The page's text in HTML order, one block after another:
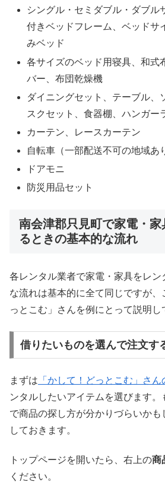
シングル・セミダブル・ダブル
付きベッドフレーム、ベッドサ
みベッド
各サイズのベッド用寝具、和式
バー、布団乾燥機
ダイニングセット、テーブル、
スクセット、食器棚、ハンガー
カーテン、レースカーテン
自転車（一部配送不可の地域あ
ドアモニ
防災用品セット
南会津郡只見町で家電・
るときの基本的な流れ
各レンタル業者で家電・家具をレ
な流れは基本的に全て同じですが
っとこむ」さんを例にとって説明し
借りたいものを選んで注文す
まずは 「かして！どっとこむ」さん
ンタルしたいアイテムを選びます
で商品の探し方が分かりづらいかも
しておきます。
トップページを開いたら、右上の商
ください。